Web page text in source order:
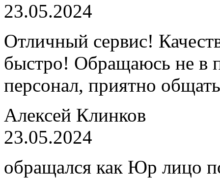
23.05.2024
Отличный сервис!
быстро! Обращаюсь не в
персонал, приятно
Алексей Клинков
23.05.2024
обращался как Юр лицо